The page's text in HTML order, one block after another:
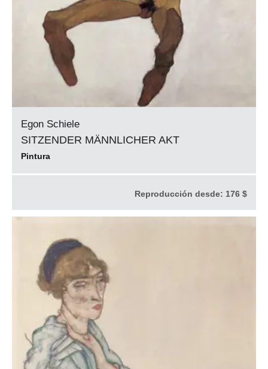
Egon Schiele
SITZENDER MÄNNLICHER AKT
Pintura
Reproducción desde: 176 $